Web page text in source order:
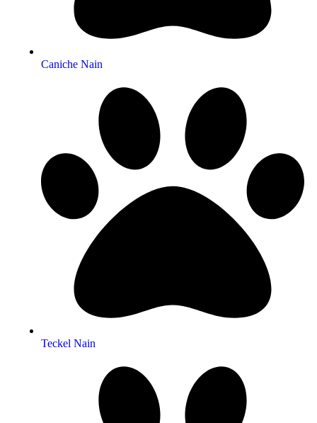
Caniche Nain
Teckel Nain